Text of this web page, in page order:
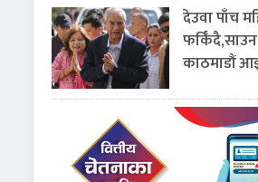
देउवा पाँच
काठमाडौं